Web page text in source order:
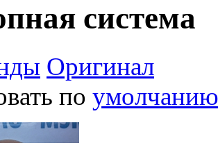
система
Оригинал
по умолчанию